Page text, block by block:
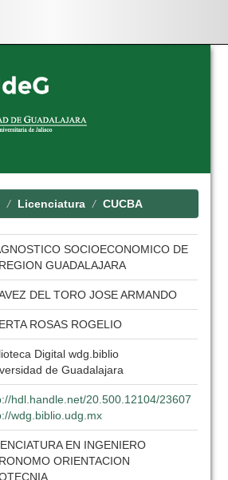
Licenciatura CUCBA
SOCIOECONOMICO DE
GUADALAJARA
DEL TORO JOSE ARMANDO
ROSAS ROGELIO
Digital wdg.biblio
de Guadalajara
hdl.handle.net/20.500.12104/23607
wdg.biblio.udg.mx
EN INGENIERO
ORIENTACION